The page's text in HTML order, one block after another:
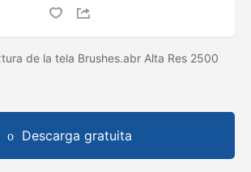
de la tela Brushes.abr Alta Res 2500
Descarga gratuita